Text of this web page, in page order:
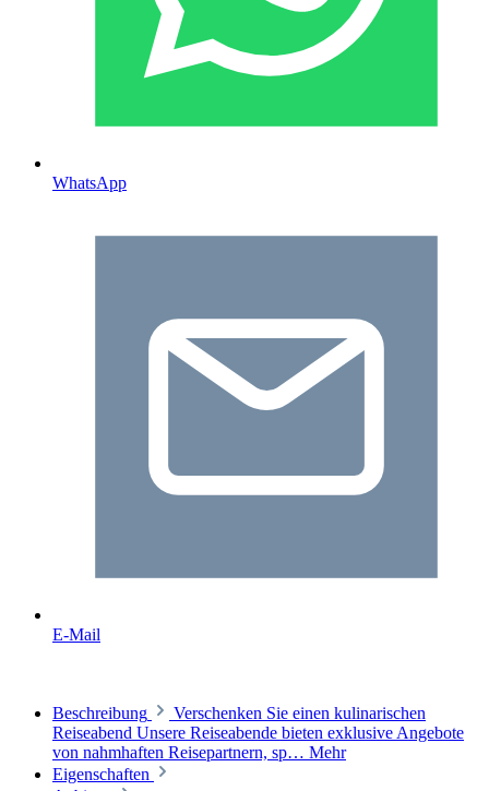
WhatsApp
E-Mail
Beschreibung
Verschenken Sie einen kulinarischen
Reiseabend Unsere Reiseabende bieten exklusive Angebote
von nahmhaften Reisepartnern, sp… Mehr
Eigenschaften